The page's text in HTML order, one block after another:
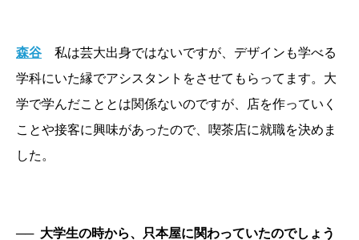
森谷
私は芸大出身ではないですが、デザインも学べる
学科にいた縁でアシスタントをさせてもらってます。大
学で学んだこととは関係ないのですが、店を作っていく
ことや接客に興味があったので、喫茶店に就職を決めま
した。
── 大学生の時から、只本屋に関わっていたのでしょう